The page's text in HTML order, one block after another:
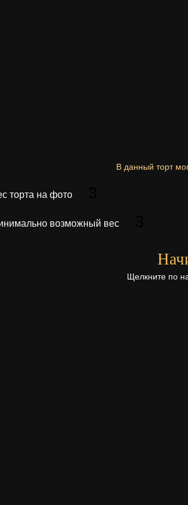
В данный торт
торта на фото
возможный вес
Щелкните по